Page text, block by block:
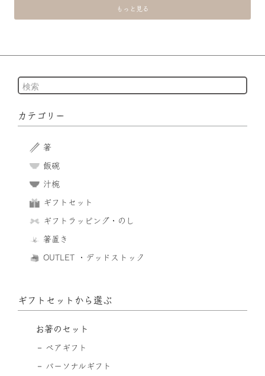
もっと見る
カテゴリー
箸
飯碗
汁椀
ギフトセット
ギフトラッピング・のし
箸置き
OUTLET ・デッドストック
ギフトセットから選ぶ
お箸のセット
ペアギフト
パーソナルギフト